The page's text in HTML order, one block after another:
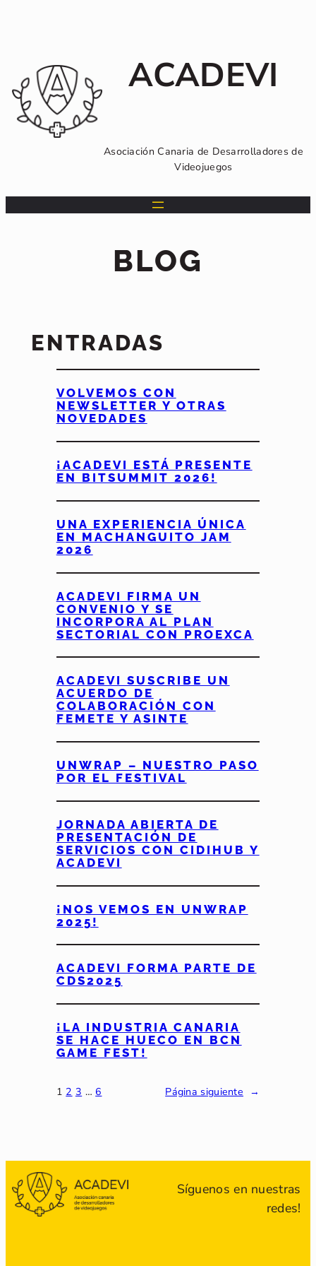
ACADEVI
Asociación Canaria de Desarrolladores de
Videojuegos
BLOG
ENTRADAS
VOLVEMOS CON
NEWSLETTER Y OTRAS
NOVEDADES
¡ACADEVI ESTÁ PRESENTE
EN BITSUMMIT 2026!
UNA EXPERIENCIA ÚNICA
EN MACHANGUITO JAM
2026
ACADEVI FIRMA UN
CONVENIO Y SE
INCORPORA AL PLAN
SECTORIAL CON PROEXCA
ACADEVI SUSCRIBE UN
ACUERDO DE
COLABORACIÓN CON
FEMETE Y ASINTE
UNWRAP – NUESTRO PASO
POR EL FESTIVAL
JORNADA ABIERTA DE
PRESENTACIÓN DE
SERVICIOS CON CIDIHUB Y
ACADEVI
¡NOS VEMOS EN UNWRAP
2025!
ACADEVI FORMA PARTE DE
CDS2025
¡LA INDUSTRIA CANARIA
SE HACE HUECO EN BCN
GAME FEST!
1 2 3 … 6 Página siguiente →
Síguenos en nuestras
redes!